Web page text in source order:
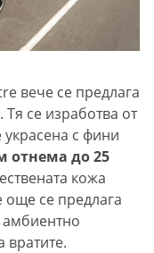
вече се предлага
се изработва от
с фини
отнема до 25
кожа
още се предлага
амбиентно
вратите.